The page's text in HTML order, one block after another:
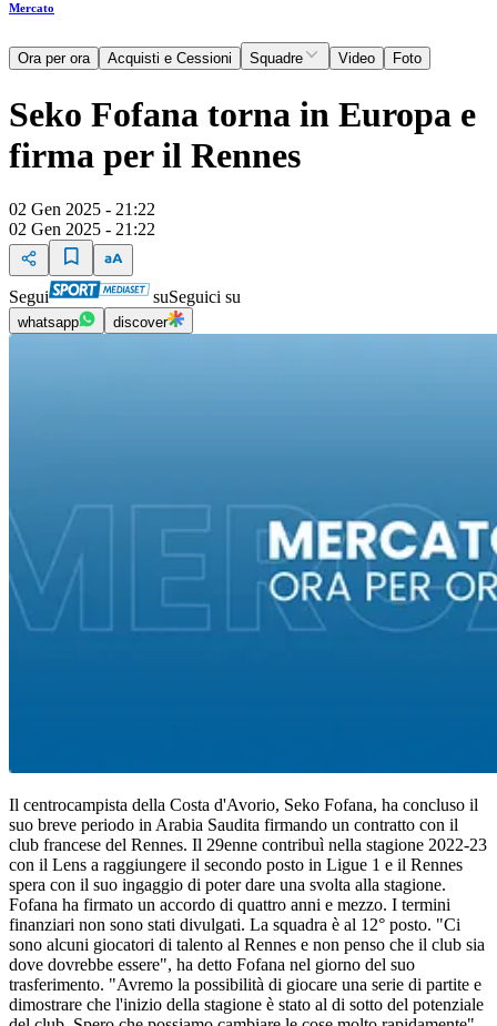
Mercato
Ora per ora Acquisti e Cessioni Squadre Video Foto
Seko Fofana torna in Europa e
firma per il Rennes
02 Gen 2025 - 21:22
02 Gen 2025 - 21:22
Segui suSeguici su
whatsapp discover
Il centrocampista della Costa d'Avorio, Seko Fofana, ha concluso il
suo breve periodo in Arabia Saudita firmando un contratto con il
club francese del Rennes. Il 29enne contribuì nella stagione 2022-23
con il Lens a raggiungere il secondo posto in Ligue 1 e il Rennes
spera con il suo ingaggio di poter dare una svolta alla stagione.
Fofana ha firmato un accordo di quattro anni e mezzo. I termini
finanziari non sono stati divulgati. La squadra è al 12° posto. "Ci
sono alcuni giocatori di talento al Rennes e non penso che il club sia
dove dovrebbe essere", ha detto Fofana nel giorno del suo
trasferimento. "Avremo la possibilità di giocare una serie di partite e
dimostrare che l'inizio della stagione è stato al di sotto del potenziale